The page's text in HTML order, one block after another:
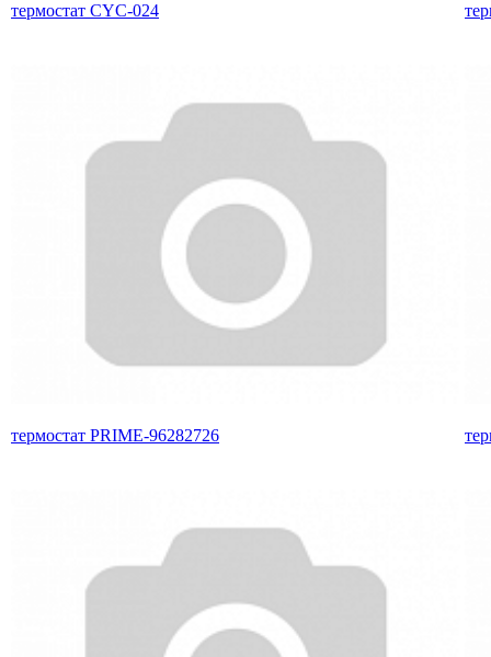
термостат CYC-024
термостат PRIME-96282726